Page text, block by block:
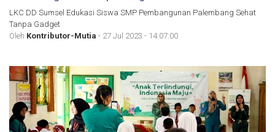
LKC DD Sumsel Edukasi Siswa SMP Pembangunan Palembang Sehat
Tanpa Gadget
Oleh Kontributor-Mutia - 27 Jul 2023 - 14:07:00